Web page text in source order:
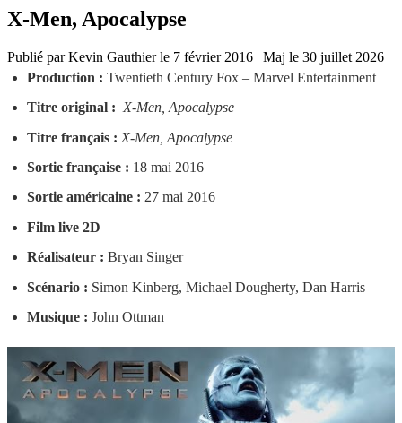
X-Men, Apocalypse
Publié parKevin Gauthier le 7 février 2016 | Maj le 30 juillet 2026
Production : Twentieth Century Fox – Marvel Entertainment
Titre original : X-Men, Apocalypse
Titre français : X-Men, Apocalypse
Sortie française : 18 mai 2016
Sortie américaine : 27 mai 2016
Film live 2D
Réalisateur : Bryan Singer
Scénario : Simon Kinberg, Michael Dougherty, Dan Harris
Musique : John Ottman